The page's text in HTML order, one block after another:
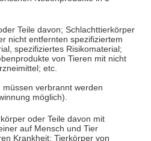
Teile davon; Schlachttierkörper
nicht entfernten spezifiziertem
spezifiziertes Risikomaterial;
von Tieren mit nicht
etc.
müssen verbrannt werden
möglich).
oder Teile davon mit
auf Mensch und Tier
Krankheit; Tierkörper von